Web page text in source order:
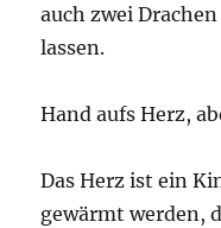
auch zwei
lassen.
Hand aufs Herz,
Das Herz ist ein
gewärmt werden,